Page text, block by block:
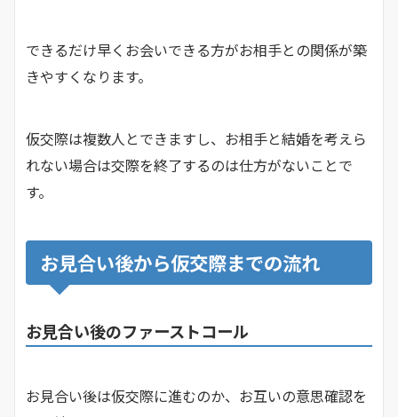
できるだけ早くお会いできる方がお相手との関係が築
きやすくなります。
仮交際は複数人とできますし、お相手と結婚を考えら
れない場合は交際を終了するのは仕方がないことで
す。
お見合い後から仮交際までの流れ
お見合い後のファーストコール
お見合い後は仮交際に進むのか、お互いの意思確認を